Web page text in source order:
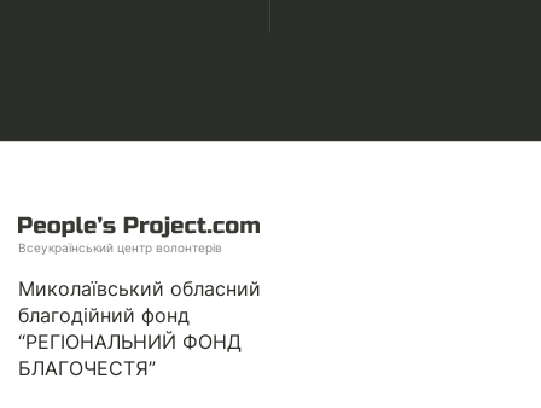
Всеукраїнський центр волонтерів
Миколаївський обласний
благодійний фонд
“РЕГІОНАЛЬНИЙ ФОНД
БЛАГОЧЕСТЯ”